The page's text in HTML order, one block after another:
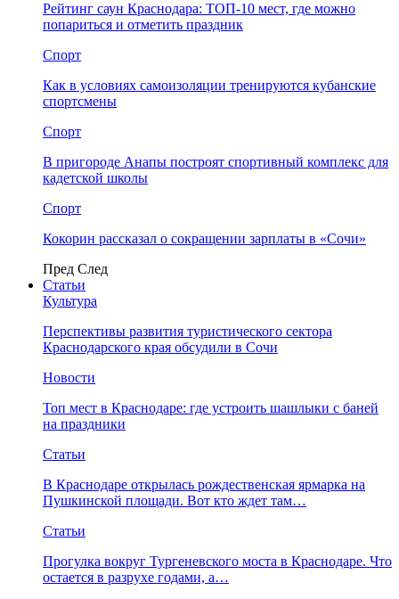
Рейтинг саун Краснодара: ТОП-10 мест, где можно
попариться и отметить праздник
Спорт
Как в условиях самоизоляции тренируются кубанские
спортсмены
Спорт
В пригороде Анапы построят спортивный комплекс для
кадетской школы
Спорт
Кокорин рассказал о сокращении зарплаты в «Сочи»
Пред След
Статьи
Культура
Перспективы развития туристического сектора
Краснодарского края обсудили в Сочи
Новости
Топ мест в Краснодаре: где устроить шашлыки с баней
на праздники
Статьи
В Краснодаре открылась рождественская ярмарка на
Пушкинской площади. Вот кто ждет там…
Статьи
Прогулка вокруг Тургеневского моста в Краснодаре. Что
остается в разрухе годами, а…